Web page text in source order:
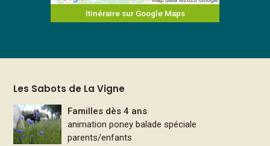
Itinéraire sur Google Maps
Les Sabots de La Vigne
Familles dès 4 ans
animation poney balade spéciale
parents/enfants